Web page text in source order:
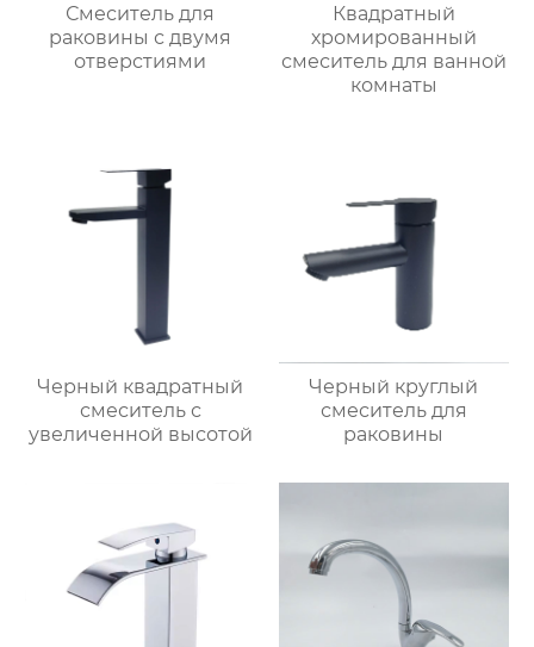
Смеситель для
раковины с двумя
отверстиями
Квадратный
хромированный
смеситель для ванной
комнаты
Черный квадратный
смеситель с
увеличенной высотой
Черный круглый
смеситель для
раковины